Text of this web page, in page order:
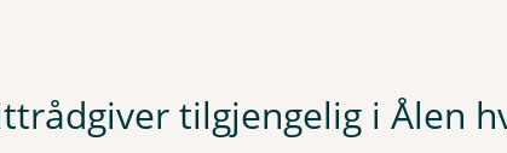
tilgjengelig i Ålen